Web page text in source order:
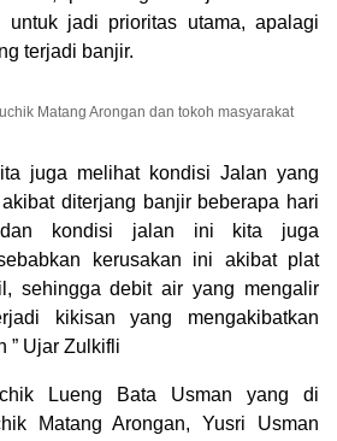
untuk jadi prioritas utama, apalagi
terjadi banjir.
Matang Arongan dan tokoh masyarakat
juga melihat kondisi Jalan yang
diterjang banjir beberapa hari
kondisi jalan ini kita juga
kerusakan ini akibat plat
sehingga debit air yang mengalir
kikisan yang mengakibatkan
” Ujar Zulkifli
Lueng Bata Usman yang di
Matang Arongan, Yusri Usman